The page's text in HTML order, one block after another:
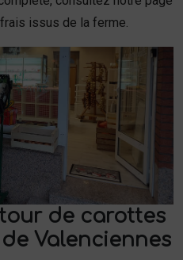
frais issus de la ferme.
de carottes
Valenciennes